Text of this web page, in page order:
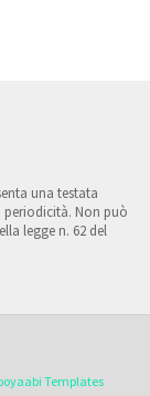
una testata
Non può
legge n. 62 del
Templates